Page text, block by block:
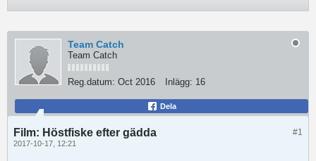
Team Catch
Team Catch
Reg.datum: Oct 2016 Inlägg: 16
Dela
#1
Film: Höstfiske efter gädda
2017-10-17, 12:21